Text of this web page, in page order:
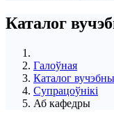
Каталог
Галоўная
Каталог
Супрацоўнікі
Аб кафедры